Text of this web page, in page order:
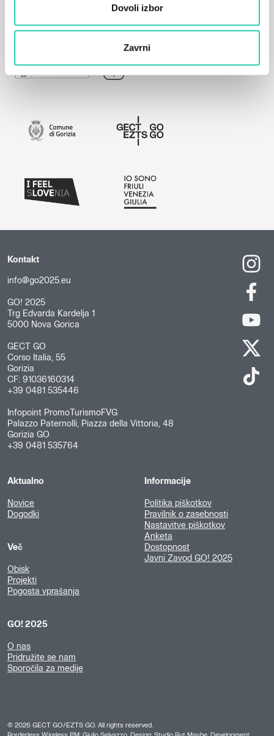
Dovoli izbor
Zavrni
Kontakt
info@go2025.eu
GO! 2025
Trg Edvarda Kardelja 1
5000 Nova Gorica
GECT GO
Corso Italia, 55
Gorizia
CF: 91036160314
+39 0481 535446
Infopoint PromoTurismoFVG
Palazzo Paternolli, Piazza della Vittoria, 48
Gorizia GO
+39 0481 535764
Aktualno
Novice
Dogodki
Več
Obisk
Projekti
Pogosta vprašanja
GO! 2025
O nas
Pridružite se nam
Sporočila za medije
Informacije
Politika piškotkov
Pravilnik o zasebnosti
Nastavitve piškotkov
Anketa
Dostopnost
Javni Zavod GO! 2025
© 2026 GECT GO/EZTS GO. All rights reserved.